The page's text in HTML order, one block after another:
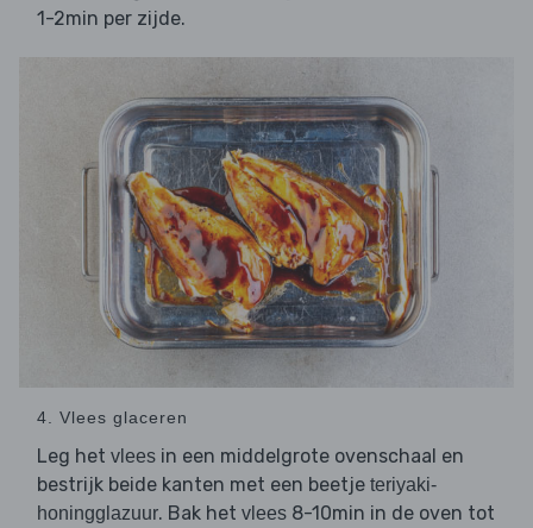
1-2min per zijde.
4. Vlees glaceren
Leg het vlees in een middelgrote ovenschaal en
bestrijk beide kanten met een beetje teriyaki-
honingglazuur. Bak het vlees 8-10min in de oven tot